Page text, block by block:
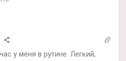
у меня в рутине. Легкий,